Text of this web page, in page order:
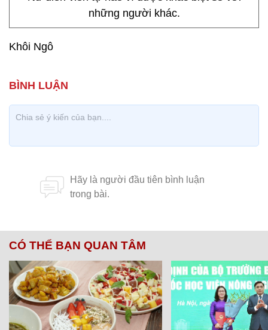
những người khác.
Khôi Ngô
CÓ THỂ BẠN QUAN TÂM